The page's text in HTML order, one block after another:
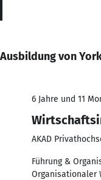
Ausbildung von
6 Jahre und 11
AKAD
Führung &
Organisationaler